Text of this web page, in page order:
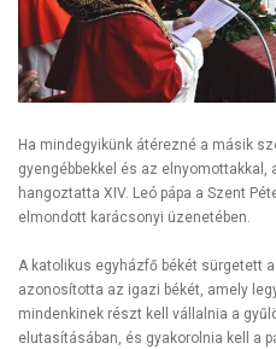
Ha mindegyikünk átérezné a másik
gyengébbekkel és az elnyomottakkal,
hangoztatta XIV. Leó pápa a Szent
elmondott karácsonyi üzenetében.
A katolikus egyházfő békét sürgetett
azonosította az igazi békét, amely
mindenkinek részt kell vállalnia a
elutasításában, és gyakorolnia kell a